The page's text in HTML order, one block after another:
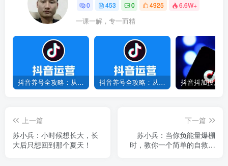
0 453 0 4925 6.6W+
一课一解，专一而精
抖音养号全攻略：从0到1打造爆款账号，新手必看！ 抖音养号全攻略：从0到爆款，7天打造高权重账号！
上一篇
苏小兵：小时候想长大，长
大后只想回到那个夏天！
下一篇
苏小兵：当你负能量爆棚
时，教你一个简单的自救办